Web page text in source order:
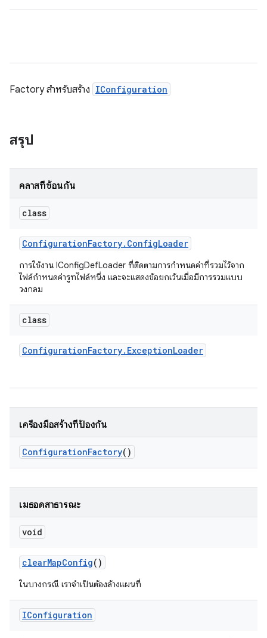
Factory สำหรับสร้าง IConfiguration
สรุป
คลาสที่ซ้อนกัน
class
ConfigurationFactory. ConfigLoader
การใช้งาน IConfigDefLoader ที่ติดตามการกำหนดค่าที่รวมไว้จาก
ไฟล์กำหนดค่ารูทไฟล์หนึ่ง และจะแสดงข้อยกเว้นเมื่อมีการรวมแบบ
วงกลม
class
ConfigurationFactory. ExceptionLoader
เครื่องมือสร้างที่ป้องกัน
ConfigurationFactory()
เมธอดสาธารณะ
void
clearMapConfig()
ในบางกรณี เราจำเป็นต้องล้างแผนที่
IConfiguration